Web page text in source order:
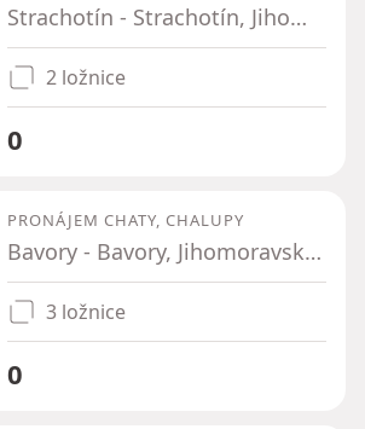
Strachotín - Strachotín, Jihomoravský kraj
2 ložnice
0
PRONÁJEM CHATY, CHALUPY
Bavory - Bavory, Jihomoravský kraj
3 ložnice
0